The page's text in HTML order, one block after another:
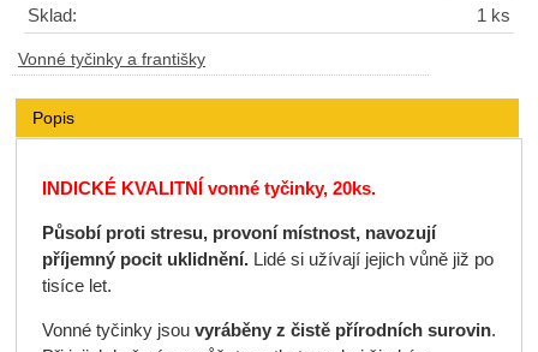
Sklad:
1 ks
Vonné tyčinky a františky
Popis
INDICKÉ KVALITNÍ vonné tyčinky, 20ks.
Působí proti stresu, provoní místnost,navozují
příjemný pocit uklidnění. Lidé si užívají jejich vůně již po
tisíce let.
Vonné tyčinky jsouvyráběny z čistě přírodních surovin.